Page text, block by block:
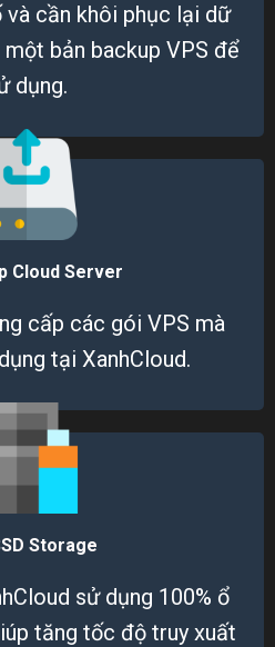
cần khôi phục lại dữ
bản backup VPS để
dụng.
Cloud Server
cấp các gói VPS mà
tại XanhCloud.
Storage
sử dụng 100% ổ
tăng tốc độ truy xuất